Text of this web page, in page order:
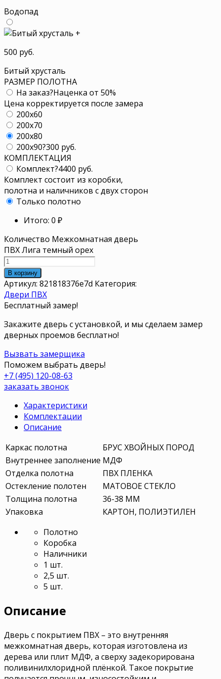
Водопад
+
500 руб.
Битый хрусталь
РАЗМЕР ПОЛОТНА
На заказ?Наценка от 50%
Цена корректируется после замера
200x60
200x70
200x80
200x90?300 руб.
КОМПЛЕКТАЦИЯ
Комплект?4400 руб.
Комплект состоит из коробки,
полотна и наличников с двух сторон
Только полотно
Итого: 0 ₽
Количество Межкомнатная дверь
ПВХ Лига темный орех
В корзину
Артикул: 821818376e7d Категория:
Двери ПВХ
Бесплатный замер!
Закажите дверь с установкой, и мы сделаем замер
дверных проемов бесплатно!
Вызвать замерщика
Поможем выбрать дверь!
+7 (495) 120-08-63
заказать звонок
Характеристики
Комплектации
Описание
Каркас полотна
БРУС ХВОЙНЫХ ПОРОД
Внутреннее заполнение МДФ
Отделка полотна
ПВХ ПЛЕНКА
Остекление полотен
МАТОВОЕ СТЕКЛО
Толщина полотна
36-38 ММ
Упаковка
КАРТОН, ПОЛИЭТИЛЕН
Полотно
Коробка
Наличники
1 шт.
2,5 шт.
5 шт.
Описание
Дверь с покрытием ПВХ – это внутренняя
межкомнатная дверь, которая изготовлена из
дерева или плит МДФ, а сверху задекорирована
поливинилхлоридной плёнкой. Такое покрытие